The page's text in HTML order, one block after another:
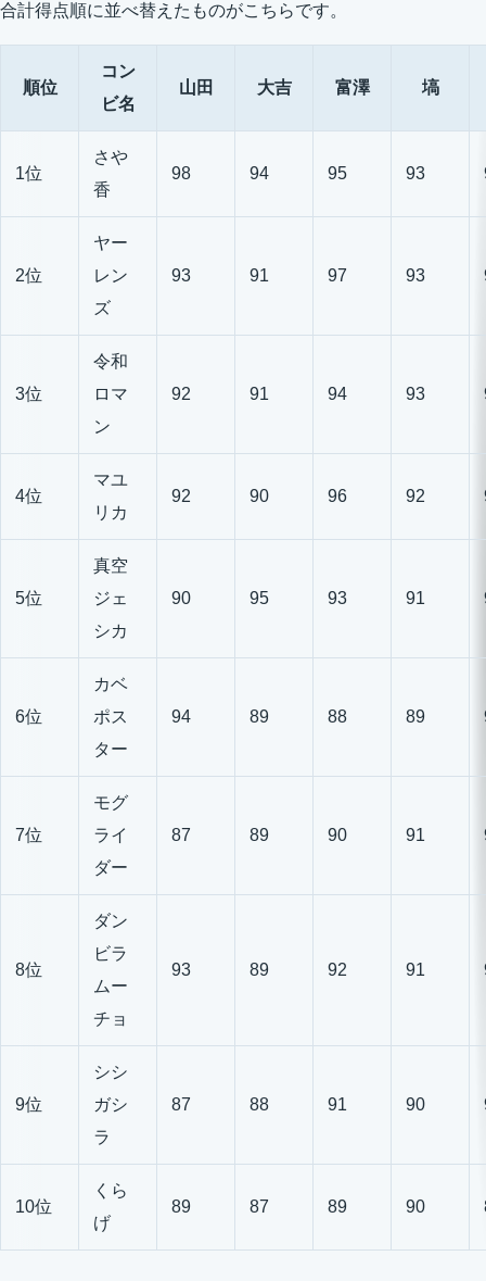
合計得点順に並べ替えたものがこちらです。
順位
コン
ビ名
山田 大吉 富澤 塙
1位
さや
香
98 94 95 93
2位
ヤー
レン
ズ
93 91 97 93
3位
令和
ロマ
ン
92 91 94 93
4位
マユ
リカ
92 90 96 92
5位
真空
ジェ
シカ
90 95 93 91
6位
カベ
ポス
ター
94 89 88 89
7位
モグ
ライ
ダー
87 89 90 91
8位
ダン
ビラ
ムー
チョ
93 89 92 91
9位
シシ
ガシ
ラ
87 88 91 90
10位
くら
げ
89 87 89 90